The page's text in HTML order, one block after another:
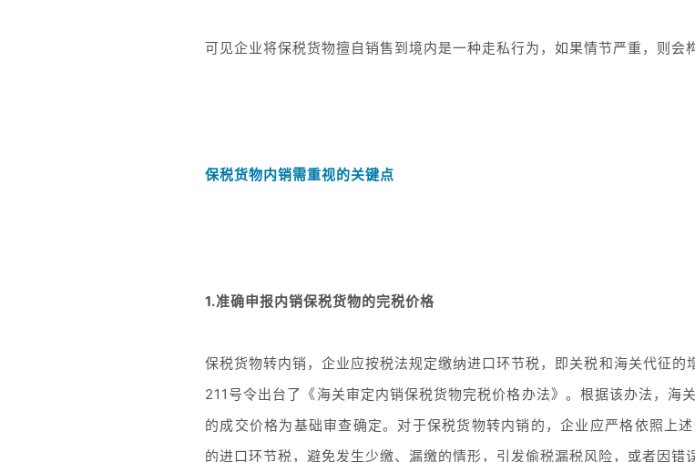
可见企业将保税货物擅自销售到境内是一种走私行为，如果情节严重，则会
保税货物内销需重视的关键点
1.准确申报内销保税货物的完税价格
保税货物转内销，企业应按税法规定缴纳进口环节税，即关税和海关代征
211号令出台了《海关审定内销保税货物完税价格办法》。根据该办法，海
的成交价格为基础审查确定。对于保税货物转内销的，企业应严格依照上
的进口环节税，避免发生少缴、漏缴的情形，引发偷税漏税风险，或者因错